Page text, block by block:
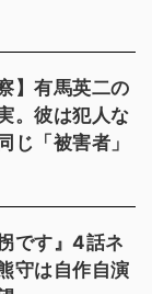
】有馬英二の
。彼は犯人な
じ「被害者」
です』4話ネ
守は自作自演